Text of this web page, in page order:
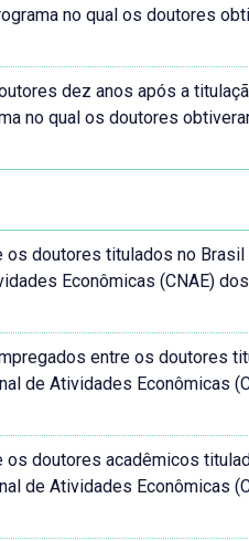
no qual os doutores
dez anos após a
no qual os doutores
os doutores titulados no
Econômicas (CNAE)
entre os doutores
de Atividades Econômicas
os doutores acadêmicos
de Atividades Econômicas